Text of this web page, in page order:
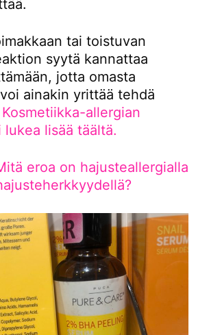
tai toistuvan
syytä kannattaa
jotta omasta
ainakin yrittää tehdä
Kosmetiikka-allergian
lisää täältä.
eroa on hajusteallergialla